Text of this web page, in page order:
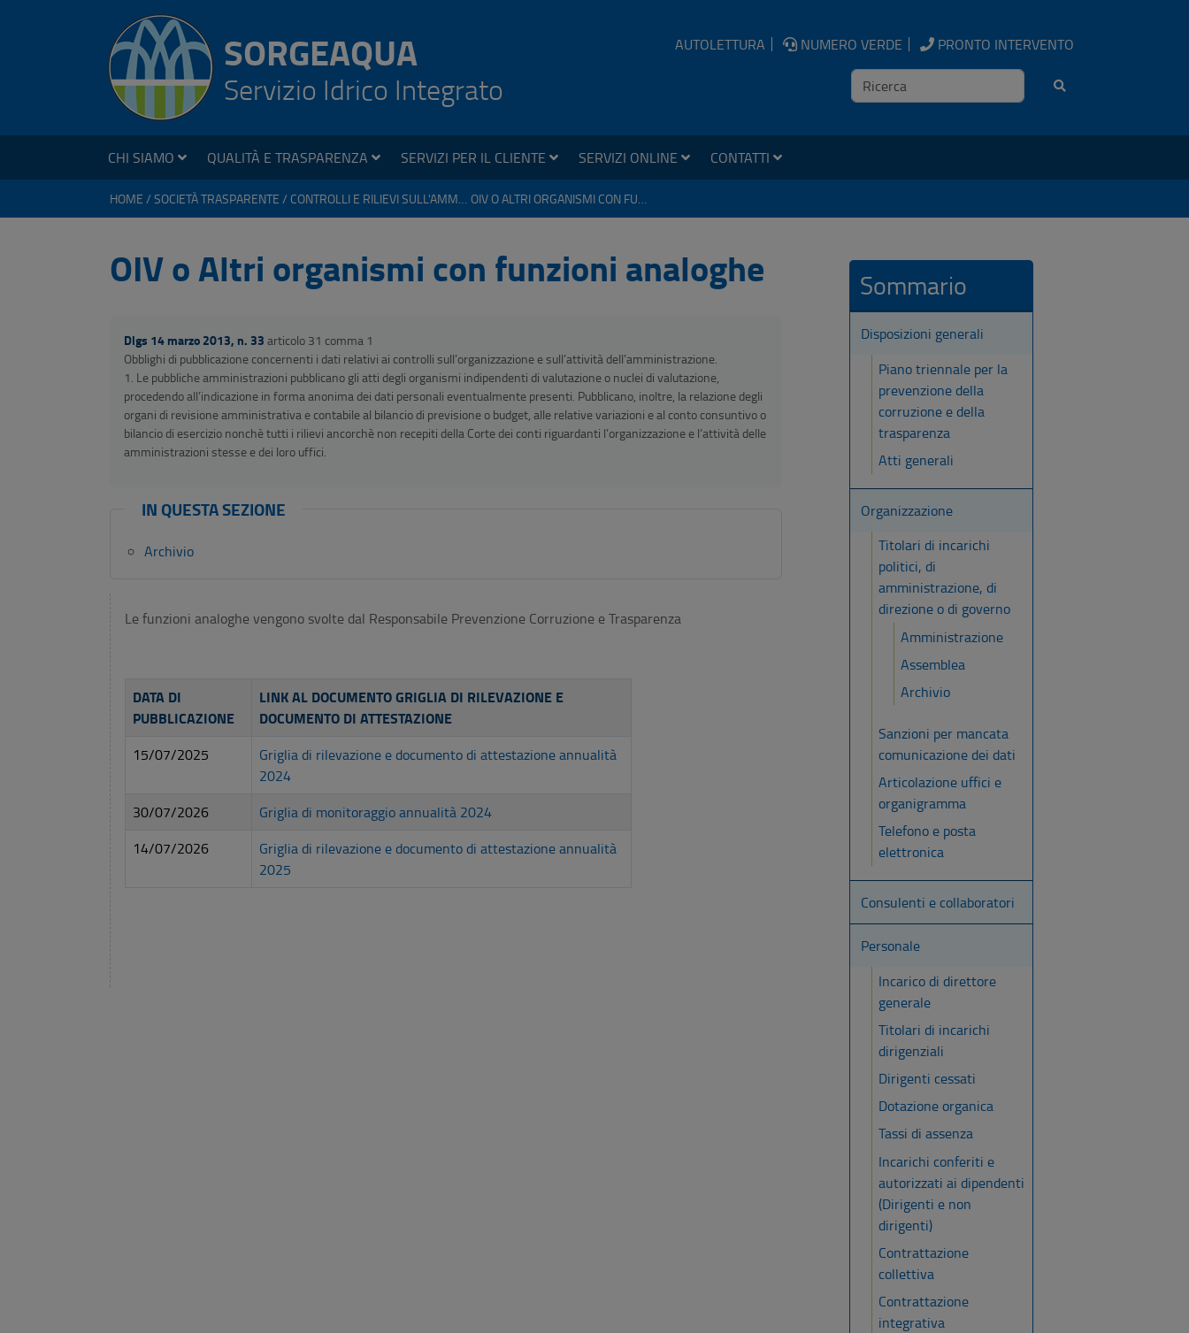
SORGEAQUA
Servizio Idrico Integrato
AUTOLETTURA NUMERO VERDE
PRONTO INTERVENTO
Ricerca
CHI SIAMO QUALITÀ E TRASPARENZA SERVIZI PER IL CLIENTE SERVIZI ONLINE CONTATTI
HOME SOCIETÀ TRASPARENTE
OIV o Altri organismi con funzioni analoghe
Dlgs 14 marzo 2013, n. 33 articolo 31 comma 1
Obblighi di pubblicazione concernenti i dati relativi ai controlli sull’organizzazione e sull’attività dell’amministrazione.
1. Le pubbliche amministrazioni pubblicano gli atti degli organismi indipendenti di valutazione o nuclei di valutazione,
procedendo all’indicazione in forma anonima dei dati personali eventualmente presenti. Pubblicano, inoltre, la relazione degli
organi di revisione amministrativa e contabile al bilancio di previsione o budget, alle relative variazioni e al conto consuntivo o
bilancio di esercizio nonchè tutti i rilievi ancorchè non recepiti della Corte dei conti riguardanti l’organizzazione e l’attività delle
amministrazioni stesse e dei loro uffici.
IN QUESTA SEZIONE
Archivio
Le funzioni analoghe vengono svolte dal Responsabile Prevenzione Corruzione e Trasparenza
DATA DI
PUBBLICAZIONE
LINK AL DOCUMENTO GRIGLIA DI RILEVAZIONE E
DOCUMENTO DI ATTESTAZIONE
15/07/2025
Griglia di rilevazione e documento di attestazione annualità
2024
30/07/2026
Griglia di monitoraggio annualità 2024
14/07/2026
Griglia di rilevazione e documento di attestazione annualità
2025
Sommario
Disposizioni generali
Piano triennale per la
prevenzione della
corruzione e della
trasparenza
Atti generali
Organizzazione
Titolari di incarichi
politici, di
amministrazione, di
direzione o di governo
Amministrazione
Assemblea
Archivio
Sanzioni per mancata
comunicazione dei dati
Articolazione uffici e
organigramma
Telefono e posta
elettronica
Consulenti e collaboratori
Personale
Incarico di direttore
generale
Titolari di incarichi
dirigenziali
Dirigenti cessati
Dotazione organica
Tassi di assenza
Incarichi conferiti e
autorizzati ai dipendenti
(Dirigenti e non
dirigenti)
Contrattazione
collettiva
Contrattazione
integrativa